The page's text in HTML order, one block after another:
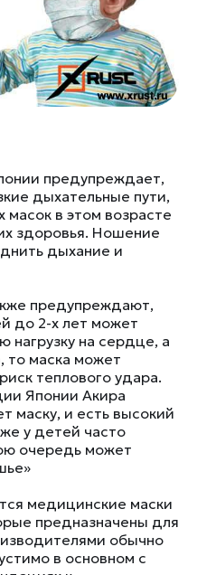
предупреждает,
дыхательные пути,
в этом возрасте
здоровья. Ношение
дыхание и
предупреждают,
до 2-х лет может
нагрузку на сердце, а
то маска может
теплового удара.
Японии Акира
маску, и есть высокий
у детей часто
очередь может
»
медицинские маски
предназначены для
обычно
в основном с